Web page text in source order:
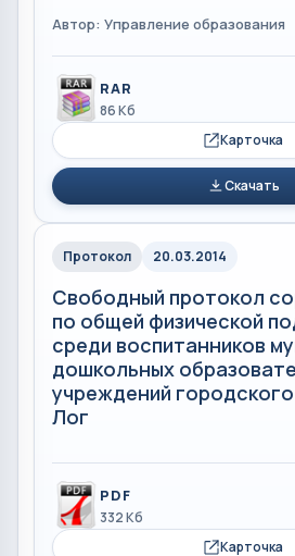
Автор: Управление образования
RAR
86 Кб
Карточка
Скачать
Протокол 20.03.2014
Свободный протокол
по общей физической
среди воспитанников
дошкольных
учреждений
Лог
PDF
332 Кб
Карточка